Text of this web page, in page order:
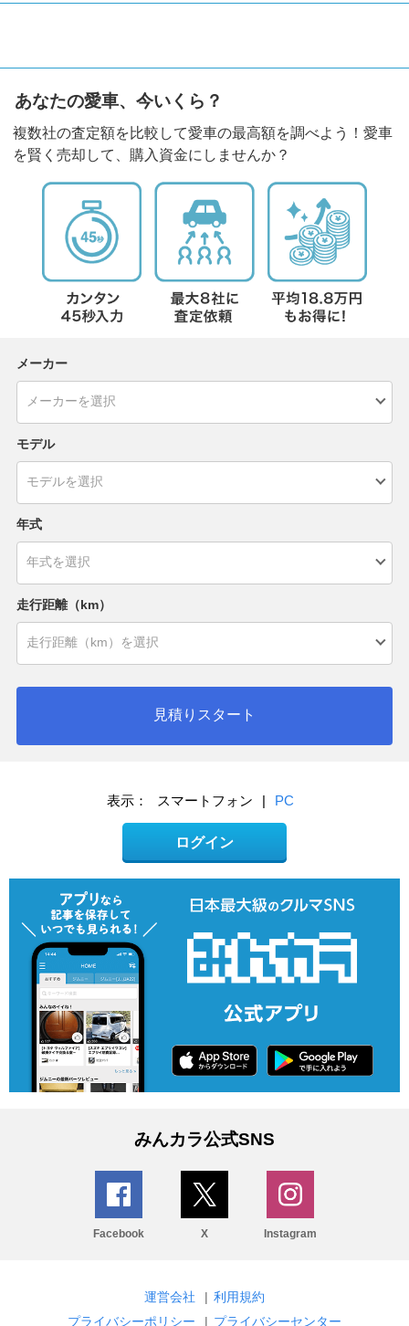
あなたの愛車、今いくら？
複数社の査定額を比較して愛車の最高額を調べよう！愛車
を賢く売却して、購入資金にしませんか？
メーカー
モデル
年式
走行距離（km）
見積りスタート
表示： スマートフォン | PC
ログイン
みんカラ公式SNS
Facebook X Instagram
運営会社 | 利用規約
プライバシーポリシー
| プライバシーセンター